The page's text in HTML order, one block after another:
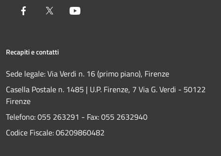
Facebook Twitter
Recapiti e contatti
Sede legale: Via Verdi n. 16 (primo piano), Firenze
Casella Postale n. 1485 | U.P. Firenze, 7 Via G. Verdi - 50122
Firenze
Telefono:055 263291 - Fax:055 2632940
Codice Fiscale: 06209860482